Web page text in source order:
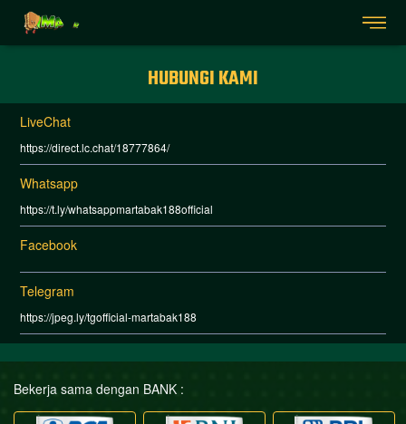
HUBUNGI KAMI
LiveChat
https://direct.lc.chat/18777864/
Whatsapp
https://t.ly/whatsappmartabak188official
Facebook
Telegram
https://jpeg.ly/tgofficial-martabak188
Bekerja sama dengan BANK :